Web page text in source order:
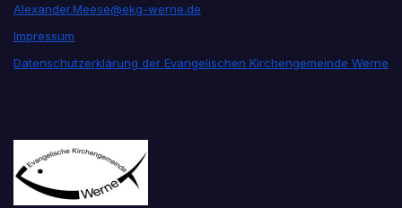
Alexander.Meese@ekg-werne.de
Impressum
Datenschutzerklärung der Evangelischen Kirchengemeinde Werne